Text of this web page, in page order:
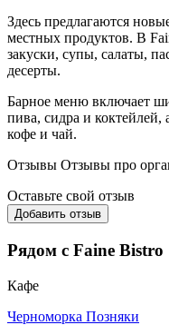
Здесь предлагаются
местных продуктов. В
закуски, супы, салаты,
десерты.
Барное меню включает
пива, сидра и коктейлей,
кофе и чай.
Отзывы Отзывы про
Оставьте свой отзыв
Добавить отзыв
Рядом с Faine Bistro
Кафе
Черноморка Позняки